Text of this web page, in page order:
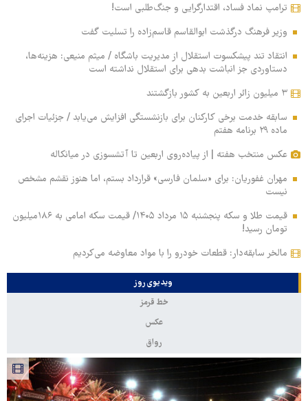
ترامپ نماد فساد، اقتدارگرایی و جنگ‌طلبی است!
وزیر فرهنگ درگذشت ابوالقاسم قاسم‌زاده را تسلیت گفت
انتقاد تند پیشکسوت استقلال از مدیریت باشگاه / میثم منیعی: هزینه‌ها،
دستاوردی جز انباشت بدهی برای استقلال نداشته است
۳ میلیون زائر اربعین به کشور بازگشتند
سابقه خدمت برخی کارکنان برای بازنشستگی افزایش می‌یابد / جزئیات اجرای
ماده ۲۹ برنامه هفتم
عکس منتخب هفته | از پیاده‌روی اربعین تا آتشسوزی در میانکاله
مهران غفوریان: برای «سلمان فارسی» قرارداد بستم، اما هنوز نقشم مشخص
نیست
قیمت طلا و سکه پنجشنبه ۱۵ مرداد ۱۴۰۵/ قیمت سکه امامی به ۱۸۶میلیون
تومان رسید!
مالخر سابقه‌دار: قطعات خودرو را با مواد معاوضه می‌کردیم
ویدیوی روز
خط قرمز
عکس
رواق